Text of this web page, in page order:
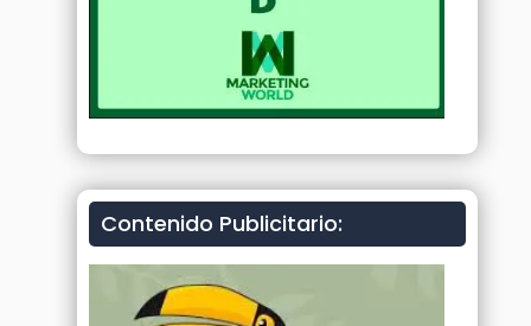
Contenido Publicitario: